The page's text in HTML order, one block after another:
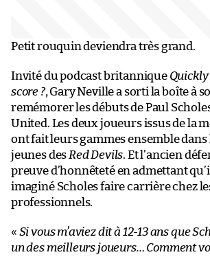
Petit rouquin deviendra très grand.
Invité du podcast britannique
score ?, Gary Neville a sorti la boîte à
remémorer les débuts de Paul
United. Les deux joueurs issus de la
ont fait leurs gammes ensemble dans
jeunes des Red Devils. Et l’ancien
preuve d’honnêteté en admettant
imaginé Scholes faire carrière chez
professionnels.
« Si vous m’aviez dit à 12-13 ans que
un des meilleurs joueurs… Comment